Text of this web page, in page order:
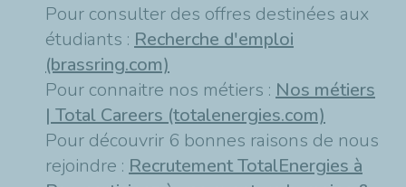
Pour consulter des offres destinées aux
étudiants : Recherche d'emploi
(brassring.com)
Pour connaitre nos métiers : Nos métiers
| Total Careers (totalenergies.com)
Pour découvrir 6 bonnes raisons de nous
rejoindre : Recrutement TotalEnergies à